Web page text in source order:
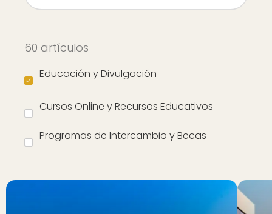
60 artículos
Educación y Divulgación
Cursos Online y Recursos Educativos
Programas de Intercambio y Becas